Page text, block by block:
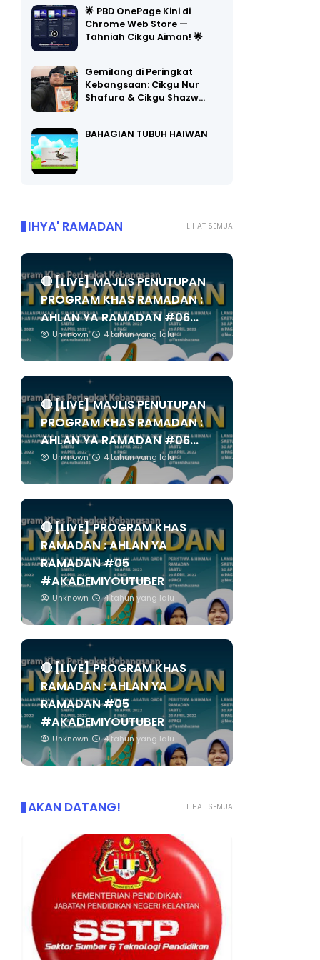
🌟 PBD OnePage Kini di
Chrome Web Store —
Tahniah Cikgu Aiman! 🌟
Gemilang di Peringkat
Kebangsaan: Cikgu Nur
Shafura & Cikgu Shazw…
BAHAGIAN TUBUH HAIWAN
LIHAT SEMUA
IHYA' RAMADAN
🔴 [LIVE] MAJLIS PENUTUPAN
PROGRAM KHAS RAMADAN :
AHLAN YA RAMADAN #06...
Unknown 4 tahun yang lalu
🔴 [LIVE] MAJLIS PENUTUPAN
PROGRAM KHAS RAMADAN :
AHLAN YA RAMADAN #06...
Unknown 4 tahun yang lalu
🔴 [LIVE] PROGRAM KHAS
RAMADAN : AHLAN YA
RAMADAN #05
#AKADEMIYOUTUBER
Unknown 4 tahun yang lalu
🔴 [LIVE] PROGRAM KHAS
RAMADAN : AHLAN YA
RAMADAN #05
#AKADEMIYOUTUBER
Unknown 4 tahun yang lalu
LIHAT SEMUA
AKAN DATANG!